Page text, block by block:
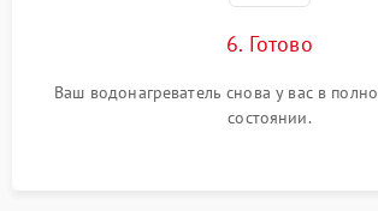
6. Готово
Ваш водонагреватель снова у вас в
состоянии.